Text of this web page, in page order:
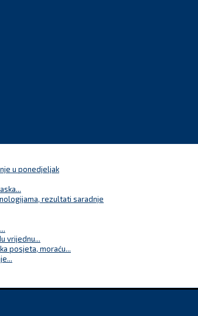
u ponedjeljak
rezultati saradnje
vrijednu...
posjeta, moraću...